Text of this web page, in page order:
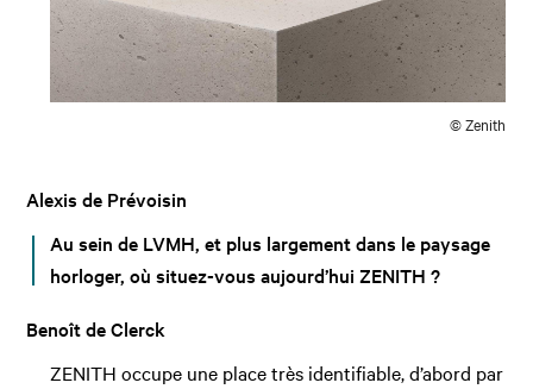
© Zenith
Alexis de Prévoisin
Au sein de LVMH, et plus largement dans le paysage
horloger, où situez-vous aujourd’hui ZENITH ?
Benoît de Clerck